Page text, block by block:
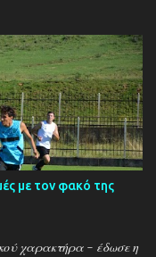
με τον φακό της
χαρακτήρα - έδωσε η